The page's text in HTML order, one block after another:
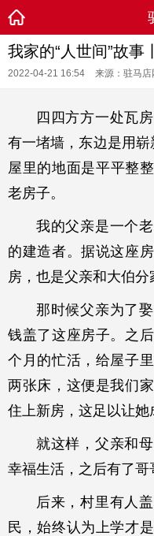
我家的“人世间”故事
2022-04-21 16:54 来源：驻马店
四四方方一处瓦
有一堵墙，东边是用崭
屋里的地面是平平整
老房子。
我的父亲是一个
的建造者。据说这座
房，也是父亲和大伯分
那时候父亲为了
钱盖了这座房子。之
个月的忙活，给屋子
两张床，这便是我们
住上新房，这足以让她
就这样，父亲和
幸福生活，之后有了哥
后来，村里有人
民，始终认为上学才